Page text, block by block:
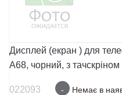
Дисплей (екран ) для
A68, чорний, з
022093 - Немає в